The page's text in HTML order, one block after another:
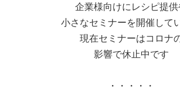
企業様向けにレシピ提供
小さなセミナーを開催して
現在セミナーはコロナ
影響で休止中です
・・・・・